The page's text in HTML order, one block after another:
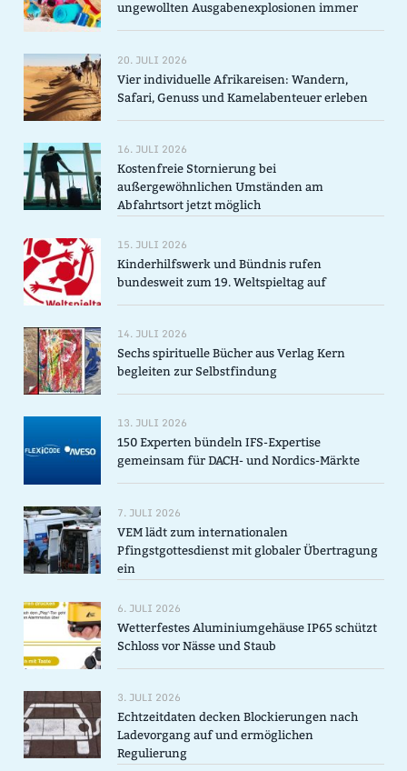
ungewollten Ausgabenexplosionen immer
20. JULI 2026
Vier individuelle Afrikareisen: Wandern,
Safari, Genuss und Kamelabenteuer erleben
16. JULI 2026
Kostenfreie Stornierung bei
außergewöhnlichen Umständen am
Abfahrtsort jetzt möglich
15. JULI 2026
Kinderhilfswerk und Bündnis rufen
bundesweit zum 19. Weltspieltag auf
14. JULI 2026
Sechs spirituelle Bücher aus Verlag Kern
begleiten zur Selbstfindung
13. JULI 2026
150 Experten bündeln IFS-Expertise
gemeinsam für DACH- und Nordics-Märkte
7. JULI 2026
VEM lädt zum internationalen
Pfingstgottesdienst mit globaler Übertragung
ein
6. JULI 2026
Wetterfestes Aluminiumgehäuse IP65 schützt
Schloss vor Nässe und Staub
3. JULI 2026
Echtzeitdaten decken Blockierungen nach
Ladevorgang auf und ermöglichen
Regulierung